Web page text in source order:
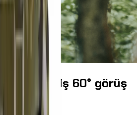
için geniş 60° görüş